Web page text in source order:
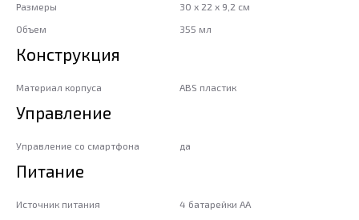
Размеры
30 x 22 x 9,2 см
Объем
355 мл
Конструкция
Материал корпуса ABS пластик
Управление
Управление со смартфона да
Питание
Источник питания
4 батарейки АА